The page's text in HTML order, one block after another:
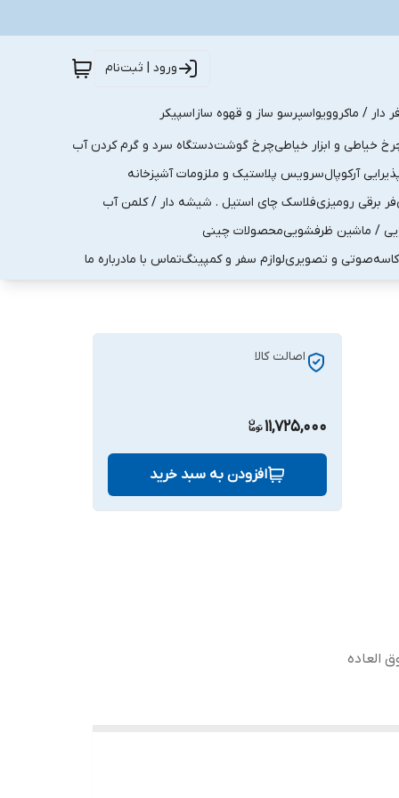
ورود | ثبت‌نام
دار / ماکروویواسپرسو ساز و قهوه سازاسپیکر
خیاطی و ابزار خیاطیچرخ گوشتدستگاه سرد و گرم کردن آب
آرکوپالسرویس پلاستیک و ملزومات آشپزخانه
فر برقی رومیزیفلاسک چای استیل . شیشه دار / کلمن آب
/ ماشین ظرفشوییمحصولات چینی
صوتی و تصویریلوازم سفر و کمپینگتماس با مادرباره ما
اصالت کالا
11,725,000
افزودن به سبد خرید